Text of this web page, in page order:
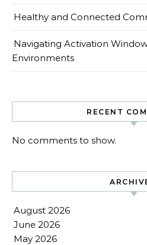
Healthy and Connected
Navigating Activation
Environments
RECENT
No comments to show.
August 2026
June 2026
May 2026